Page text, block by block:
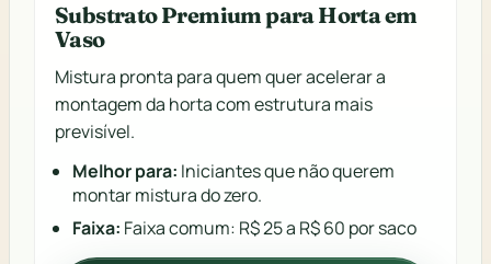
Substrato Premium para Horta em
Vaso
Mistura pronta para quem quer acelerar a
montagem da horta com estrutura mais
previsível.
Melhor para: Iniciantes que não querem
montar mistura do zero.
Faixa: Faixa comum: R$ 25 a R$ 60 por saco